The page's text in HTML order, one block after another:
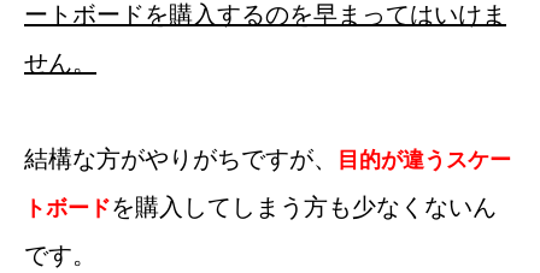
ートボードを購入するのを早まってはいけま
せん。
結構な方がやりがちですが、
目的が違うスケー
トボードを購入してしまう方も少なくないん
です。